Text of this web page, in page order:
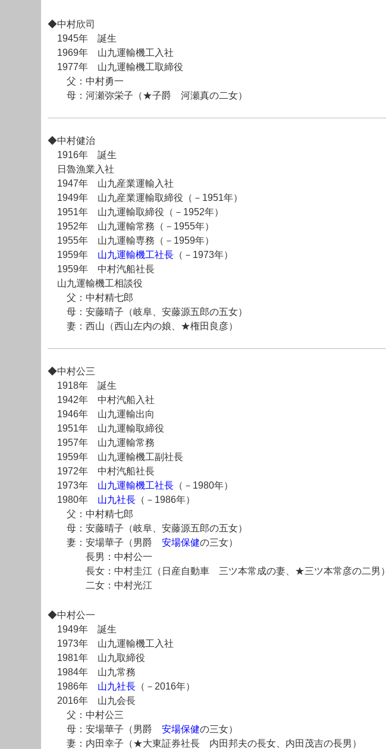
◆中村欣司
1945年 誕生
1969年 山九運輸機工入社
1977年 山九運輸機工取締役
父：中村勇一
母：河瀬弥栄子（★子爵 河瀬真の二女）
◆中村健治
1916年 誕生
日魯漁業入社
1947年 山九産業運輸入社
1949年 山九産業運輸取締役（－1951年）
1951年 山九運輸取締役（－1952年）
1952年 山九運輸常務（－1955年）
1955年 山九運輸専務（－1959年）
1959年 山九運輸機工社長 （－1973年）
1959年 中村汽船社長
山九運輸機工相談役
父：中村精七郎
母：安藤晴子（岐阜、安藤源五郎の五女）
妻：西山（西山左内の娘、★権田良彦）
◆中村公三
1918年 誕生
1942年 中村汽船入社
1946年 山九運輸出向
1951年 山九運輸取締役
1957年 山九運輸常務
1959年 山九運輸機工副社長
1972年 中村汽船社長
1973年 山九運輸機工社長 （－1980年）
1980年 山九社長 （－1986年）
父：中村精七郎
母：安藤晴子（岐阜、安藤源五郎の五女）
妻：安場華子（男爵 安場保健の三女）
長男：中村公一
長女：中村圭江（日産自動車 三ツ本常成の妻、★三ツ本常彦の二男）
二女：中村光江
◆中村公一
1949年 誕生
1973年 山九運輸機工入社
1981年 山九取締役
1984年 山九常務
1986年 山九社長 （－2016年）
2016年 山九会長
父：中村公三
母：安場華子（男爵 安場保健の三女）
妻：内田幸子（★大東証券社長 内田邦夫の長女、内田茂吉の長男）